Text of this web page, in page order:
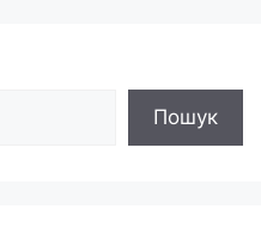
Пошук